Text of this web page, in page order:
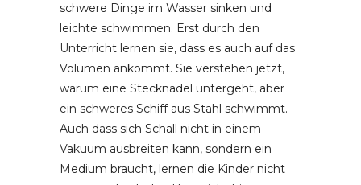
schwere Dinge im Wasser sinken und
leichte schwimmen. Erst durch den
Unterricht lernen sie, dass es auch auf das
Volumen ankommt. Sie verstehen jetzt,
warum eine Stecknadel untergeht, aber
ein schweres Schiff aus Stahl schwimmt.
Auch dass sich Schall nicht in einem
Vakuum ausbreiten kann, sondern ein
Medium braucht, lernen die Kinder nicht